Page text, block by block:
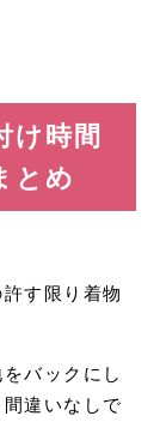
け時間
とめ
す限り着物
バックにし
違いなしで